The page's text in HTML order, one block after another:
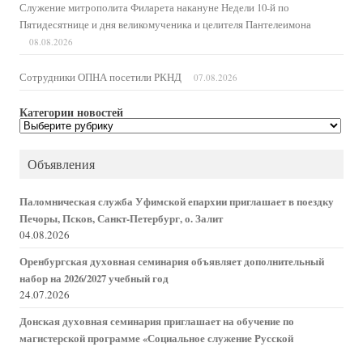
Служение митрополита Филарета накануне Недели 10-й по
Пятидесятнице и дня великомученика и целителя Пантелеимона
08.08.2026
Сотрудники ОПНА посетили РКНД 07.08.2026
Категории новостей
Категории
новостей
Объявления
Паломническая служба Уфимской епархии приглашает в поездку
Печоры, Псков, Санкт-Петербург, о. Залит
04.08.2026
Оренбургская духовная семинария объявляет дополнительный
набор на 2026/2027 учебный год
24.07.2026
Донская духовная семинария приглашает на обучение по
магистерской программе «Социальное служение Русской